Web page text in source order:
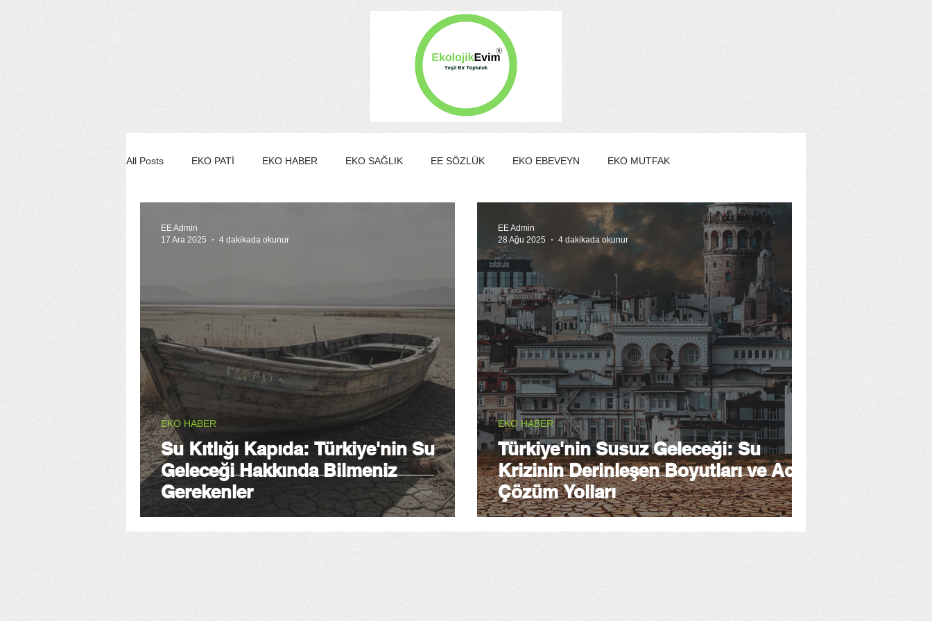
All Posts EKO PATİ EKO HABER EKO SAĞLIK EE SÖZLÜK EKO EBEVEYN EKO MUTFAK
EKO YAŞAM EKO YAZARLAR
EE Gönüllülük Programı
Su Kıtlığı Kapıda: Türkiye'nin Su
Geleceği Hakkında Bilmeniz
Gerekenler
EKO HABER
EE Admin
17 Ara 2025
4 dakikada okunur
Türkiye'nin Susuz Geleceği: Su
Krizinin Derinleşen Boyutları ve Acil
Çözüm Yolları
EKO HABER
EE Admin
28 Ağu 2025
4 dakikada okunur